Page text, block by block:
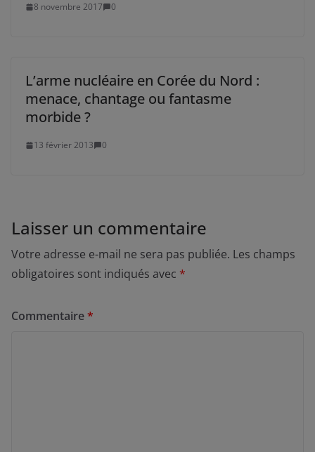
8 novembre 2017 0
L’arme nucléaire en Corée du Nord :
menace, chantage ou fantasme
morbide ?
13 février 2013 0
Laisser un commentaire
Votre adresse e-mail ne sera pas publiée. Les champs
obligatoires sont indiqués avec *
Commentaire*